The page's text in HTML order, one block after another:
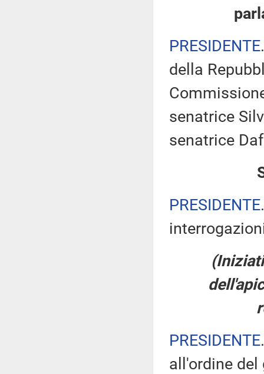
PRESIDENTE
della
senatrice
senatrice
PRESIDENTE
PRESIDENTE
all'ordine